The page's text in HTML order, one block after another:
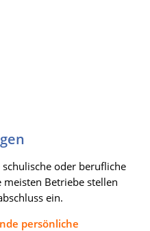
oder berufliche
Betriebe stellen
ein.
persönliche